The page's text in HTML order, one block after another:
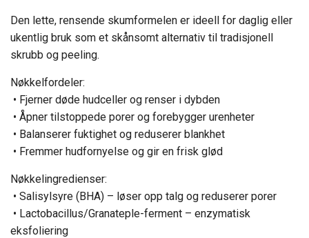
Den lette, rensende skumformelen er ideell for daglig eller
ukentlig bruk som et skånsomt alternativ til tradisjonell
skrubb og peeling.
Nøkkelfordeler:
• Fjerner døde hudceller og renser i dybden
• Åpner tilstoppede porer og forebygger urenheter
• Balanserer fuktighet og reduserer blankhet
• Fremmer hudfornyelse og gir en frisk glød
Nøkkelingredienser:
• Salisylsyre (BHA) – løser opp talg og reduserer porer
• Lactobacillus/Granateple-ferment – enzymatisk
eksfoliering